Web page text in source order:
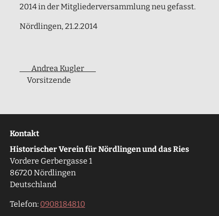
2014 in der Mitgliederversammlung neu gefasst.
Nördlingen, 21.2.2014
___Andrea Kugler
Vorsitzende
Kontakt
Historischer Verein für Nördlingen und das Ries
Vordere Gerbergasse 1
86720 Nördlingen
Deutschland
Telefon: 0908184810